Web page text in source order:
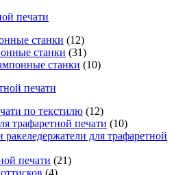
печати
станки (12)
станки (31)
станки (10)
печати
по текстилю (12)
трафаретной печати (10)
для трафаретной
печати (21)
(4)